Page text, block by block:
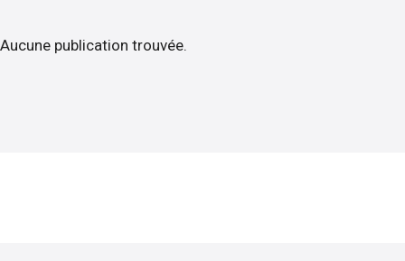
Aucune publication trouvée.